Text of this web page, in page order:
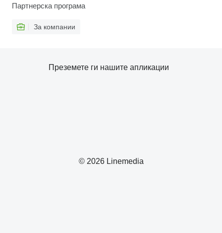
Партнерска програма
За компании
© 2026 Linemedia
Преземете ги нашите апликации